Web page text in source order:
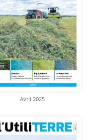
Avril 2025